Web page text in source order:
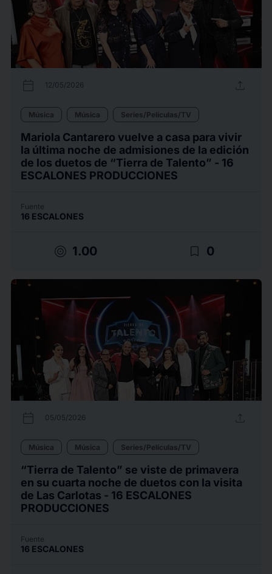
calendar_today 12/05/2026 upload
Música Música Series/Películas/TV
Mariola Cantarero vuelve a casa para vivir
la última noche de admisiones de la edición
de los duetos de “Tierra de Talento” - 16
ESCALONES PRODUCCIONES
Fuente
16 ESCALONES
target 1.00 bookmark_border 0
calendar_today 05/05/2026 upload
Música Música Series/Películas/TV
“Tierra de Talento” se viste de primavera
en su cuarta noche de duetos con la visita
de Las Carlotas - 16 ESCALONES
PRODUCCIONES
Fuente
16 ESCALONES